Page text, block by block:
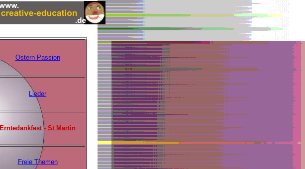
Ostern Passion
Lieder
Erntedankfest - St Martin
Freie Themen